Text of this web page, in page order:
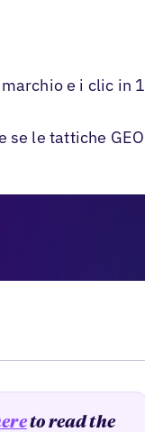
e i clic in 1
se le tattiche GEO
to read the